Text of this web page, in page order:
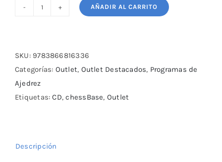
Fritz:
New
New
AÑADIR AL CARRITO
SKU: 9783866816336
Categorías: Outlet, Outlet Destacados, Programas de
Ajedrez
Etiquetas:CD,chessBase, Outlet
Descripción